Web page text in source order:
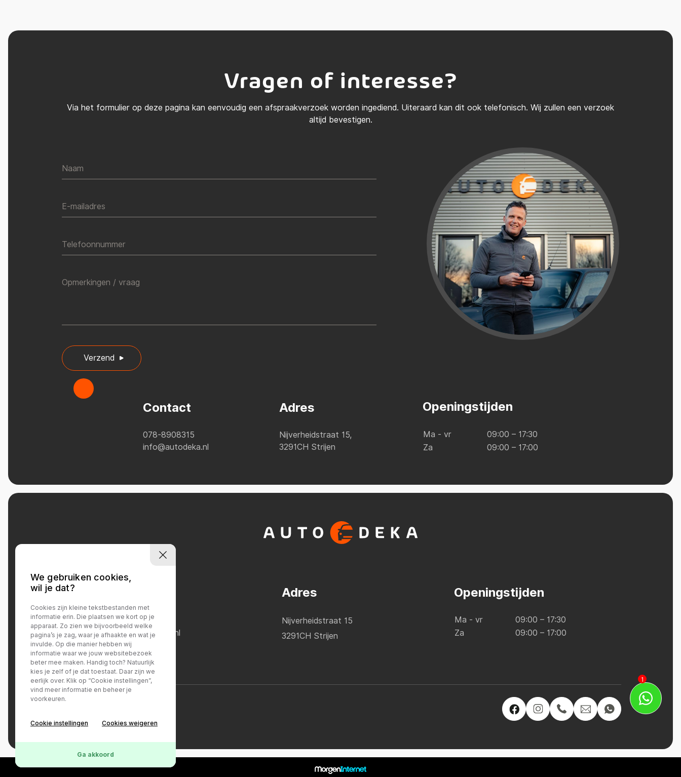
1
Vragen of interesse?
Via het formulier op deze pagina kan eenvoudig een afspraakverzoek worden ingediend. Uiteraard kan dit ook telefonisch. Wij zullen een verzoek
altijd bevestigen.
Naam
E-mailadres
Telefoonnummer
Opmerkingen / vraag
Verzend
Contact
078-8908315
info@autodeka.nl
Adres
Nijverheidstraat 15,
3291CH Strijen
Openingstijden
Ma - vr
09:00 – 17:30
Za
09:00 – 17:00
078-8908315
info@autodeka.nl
Adres
Nijverheidstraat 15
3291CH Strijen
Openingstijden
Ma - vr
09:00 – 17:30
Za
09:00 – 17:00
We gebruiken cookies,
wil je dat?
Cookies zijn kleine tekstbestanden met
informatie erin. Die plaatsen we kort op je
apparaat. Zo zien we bijvoorbeeld welke
pagina’s je zag, waar je afhaakte en wat je
invulde. Op die manier hebben wij
informatie waar we jouw websitebezoek
beter mee maken. Handig toch? Natuurlijk
kies je zelf of je dat toestaat. Daar zijn we
eerlijk over. Klik op “Cookie instellingen”,
vind meer informatie en beheer je
voorkeuren.
Cookie instellingen Cookies weigeren
Ga akkoord